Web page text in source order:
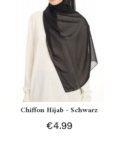
Chiffon Hijab - Schwarz
€4.99